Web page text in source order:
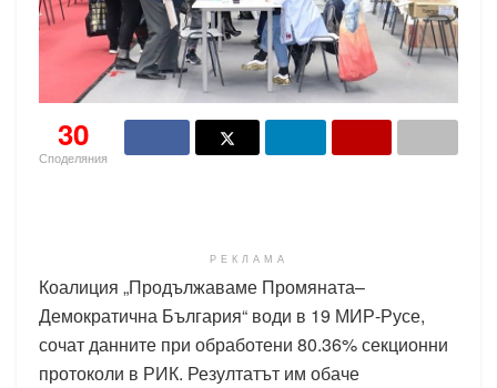
30
Споделяния
РЕКЛАМА
Коалиция „Продължаваме Промяната–
Демократична България“ води в 19 МИР-Русе,
сочат данните при обработени 80.36% секционни
протоколи в РИК. Резултатът им обаче